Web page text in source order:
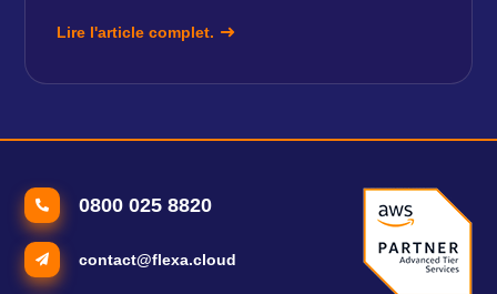
Lire l'article complet.
0800 025 8820
contact@flexa.cloud